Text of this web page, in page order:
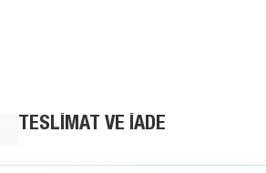
TESLIMAT VE İADE